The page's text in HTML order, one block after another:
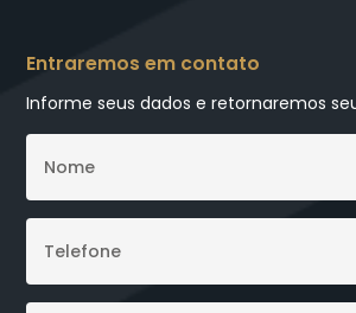
Entraremos em contato
Informe seus dados e retornaremos